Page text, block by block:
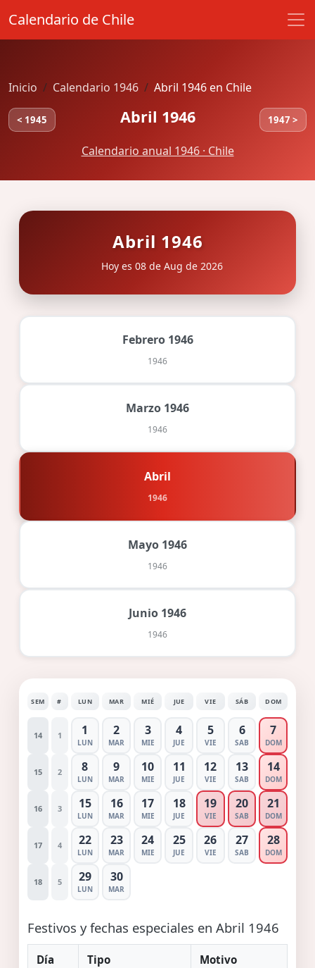
Calendario de Chile
Inicio Calendario 1946 Abril 1946 en Chile
< 1945 Abril 1946 1947 >
Calendario anual 1946 · Chile
Abril 1946
Hoy es 08 de Aug de 2026
Febrero 1946
1946
Marzo 1946
1946
Abril
1946
Mayo 1946
1946
Junio 1946
1946
SEM # LUN MAR MIÉ JUE VIE SÁB DOM
14 1 1
LUN
2
MAR
3
MIE
4
JUE
5
VIE
6
SAB
7
DOM
15 2 8
LUN
9
MAR
10
MIE
11
JUE
12
VIE
13
SAB
14
DOM
16 3 15
LUN
16
MAR
17
MIE
18
JUE
19
VIE
20
SAB
21
DOM
17 4 22
LUN
23
MAR
24
MIE
25
JUE
26
VIE
27
SAB
28
DOM
18 5 29
LUN
30
MAR
Festivos y fechas especiales en Abril 1946
Día Tipo Motivo